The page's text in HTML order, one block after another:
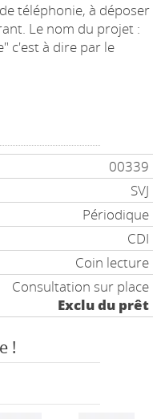
téléphonie, à déposer
Le nom du projet :
c'est à dire par le
00339
SVJ
Périodique
CDI
Coin lecture
Consultation sur place
Exclu du prêt
!